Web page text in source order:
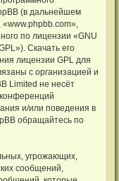
(в дальнейшем
по лицензии «GNU
Скачать его
лицензии GPL для
с организацией и
Limited не несёт
и/или поведения в
обращайтесь по
угрожающих,
сообщений,